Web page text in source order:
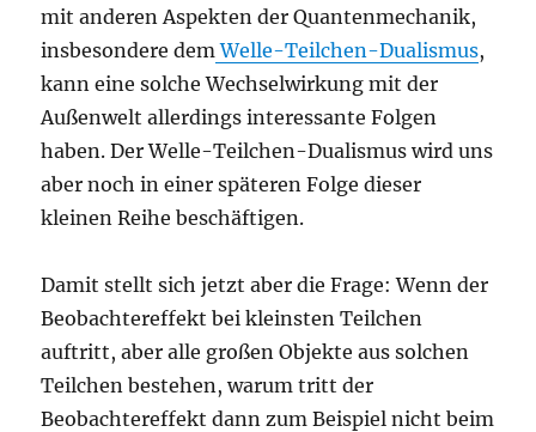
mit anderen Aspekten der Quantenmechanik,
insbesondere dem Welle-Teilchen-Dualismus,
kann eine solche Wechselwirkung mit der
Außenwelt allerdings interessante Folgen
haben. Der Welle-Teilchen-Dualismus wird uns
aber noch in einer späteren Folge dieser
kleinen Reihe beschäftigen.
Damit stellt sich jetzt aber die Frage: Wenn der
Beobachtereffekt bei kleinsten Teilchen
auftritt, aber alle großen Objekte aus solchen
Teilchen bestehen, warum tritt der
Beobachtereffekt dann zum Beispiel nicht beim